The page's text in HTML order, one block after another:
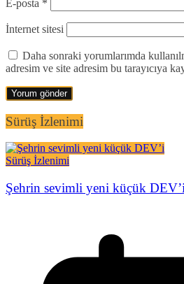
E-posta *
İnternet sitesi
Daha sonraki yorumlarımda
adresim ve site adresim bu tarayıcıya
Sürüş İzlenimi
Sürüş İzlenimi
Şehrin sevimli yeni küçük DEV’i